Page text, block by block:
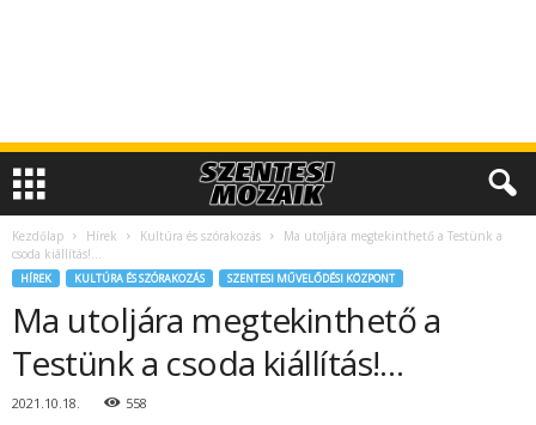
Kezdőlap Hírek Kultúra és szórakozás
Ma utoljára megtekinthető a Testünk a
csoda kiállítás!…
HÍREK KULTÚRA ÉS SZÓRAKOZÁS SZENTESI MŰVELŐDÉSI KÖZPONT
Ma utoljára megtekinthető a
Testünk a csoda kiállítás!…
2021.10.18. 558